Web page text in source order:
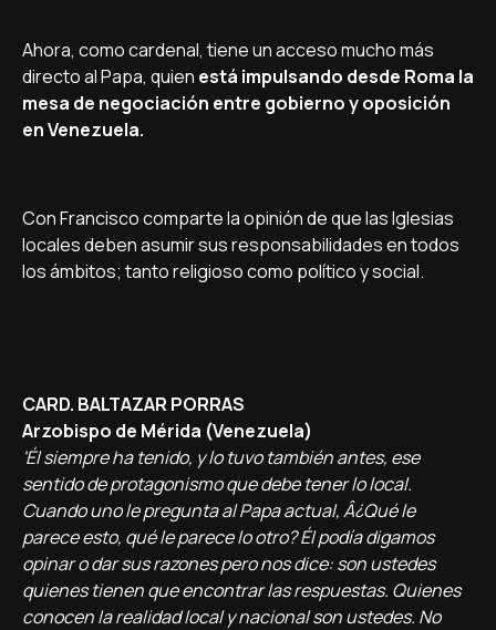
Ahora, como cardenal, tiene un acceso mucho más
directo al Papa, quien está impulsando desde Roma la
mesa de negociación entre gobierno y oposición
en Venezuela.
Con Francisco comparte la opinión de que las Iglesias
locales deben asumir sus responsabilidades en todos
los ámbitos; tanto religioso como polí­tico y social.
CARD. BALTAZAR PORRAS
Arzobispo de Mérida (Venezuela)
'Él siempre ha tenido, y lo tuvo también antes, ese
sentido de protagonismo que debe tener lo local.
Cuando uno le pregunta al Papa actual, Â¿Qué le
parece esto, qué le parece lo otro? Él podí­a digamos
opinar o dar sus razones pero nos dice: son ustedes
quienes tienen que encontrar las respuestas. Quienes
conocen la realidad local y nacional son ustedes. No